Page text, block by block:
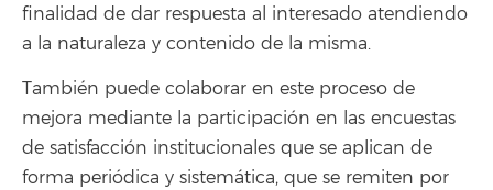
finalidad de dar respuesta al interesado atendiendo
a la naturaleza y contenido de la misma.
También puede colaborar en este proceso de
mejora mediante la participación en las encuestas
de satisfacción institucionales que se aplican de
forma periódica y sistemática, que se remiten por